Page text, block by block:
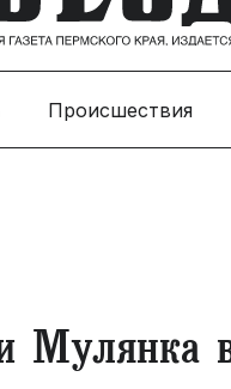
Происшествия
Мулянка